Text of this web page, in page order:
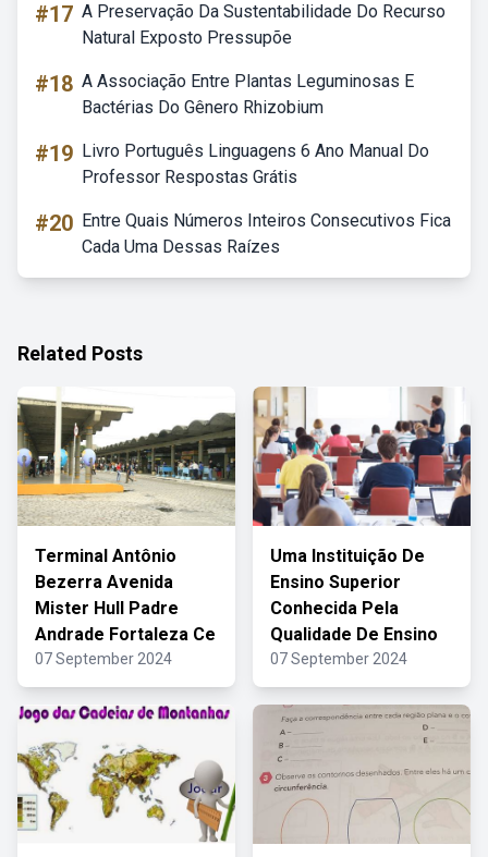
#17 A Preservação Da Sustentabilidade Do Recurso
Natural Exposto Pressupõe
#18 A Associação Entre Plantas Leguminosas E
Bactérias Do Gênero Rhizobium
#19 Livro Português Linguagens 6 Ano Manual Do
Professor Respostas Grátis
#20 Entre Quais Números Inteiros Consecutivos Fica
Cada Uma Dessas Raízes
Related Posts
Terminal Antônio
Bezerra Avenida
Mister Hull Padre
Andrade Fortaleza Ce
07 September 2024
Uma Instituição De
Ensino Superior
Conhecida Pela
Qualidade De Ensino
07 September 2024